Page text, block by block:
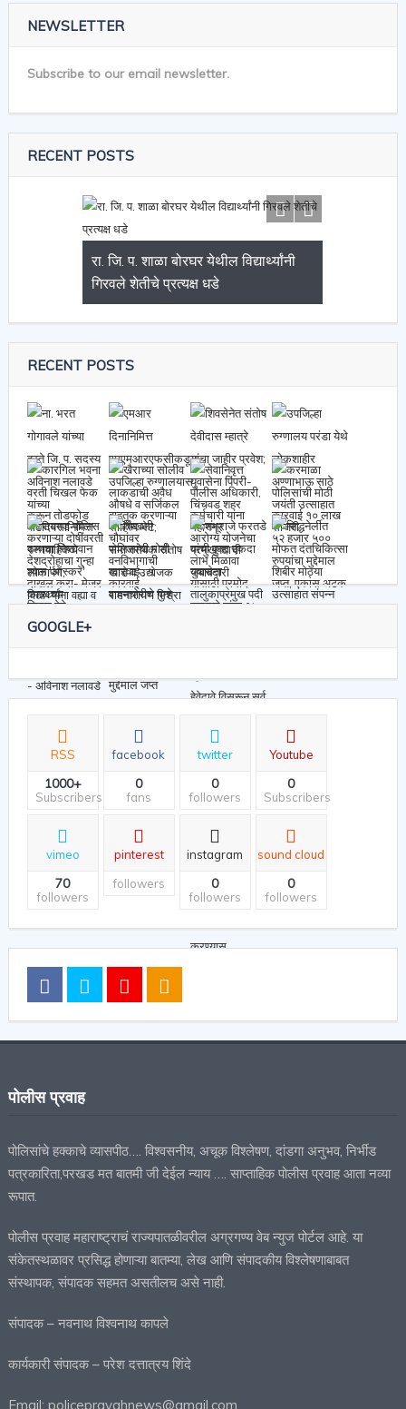
NEWSLETTER
Subscribe to our email newsletter.
RECENT POSTS
रा. जि. प. शाळा बोरघर येथील विद्यार्थ्यांनी
गिरवले शेतीचे प्रत्यक्ष धडे
RECENT POSTS
GOOGLE+
RSS
1000+
Subscribers
facebook
0
fans
twitter
0
followers
Youtube
0
Subscribers
vimeo
70
followers
pinterest
followers
instagram
0
followers
sound cloud
0
followers
पोलीस प्रवाह
पोलिसांचे हक्काचे व्यासपीठ…. विश्वसनीय, अचूक विश्लेषण, दांडगा अनुभव, निर्भीड
पत्रकारिता,परखड मत बातमी जी देईल न्याय …. साप्ताहिक पोलीस प्रवाह आता नव्या
रूपात.
पोलीस प्रवाह महाराष्ट्राचं राज्यपातळीवरील अग्रगण्य वेब न्युज पोर्टल आहे. या
संकेतस्थळावर प्रसिद्ध होणाऱ्या बातम्या, लेख आणि संपादकीय विश्लेषणाबाबत
संस्थापक, संपादक सहमत असतीलच असे नाही.
संपादक – नवनाथ विश्वनाथ कापले
कार्यकारी संपादक – परेश दत्तात्रय शिंदे
Email: policepravahnews@gmail.com